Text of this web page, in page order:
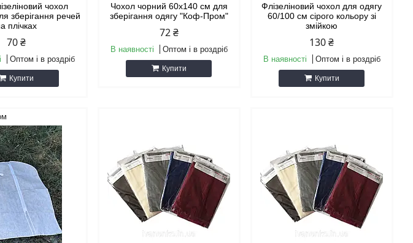
чохол
зберігання речей
плічках
70 ₴
Оптом і в роздріб
Купити
Чохол чорний 60х140 см для
зберігання одягу "Коф-Пром"
72 ₴
В наявності Оптом і в роздріб
Купити
Флізеліновий чохол для одягу
60/100 см сірого кольору зі
змійкою
130 ₴
В наявності Оптом і в роздріб
Купити